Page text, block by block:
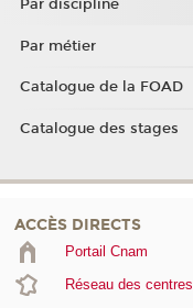
Par discipline
Par métier
Catalogue de la FOAD
Catalogue des stages
ACCÈS DIRECTS
Portail Cnam
Réseau des centres